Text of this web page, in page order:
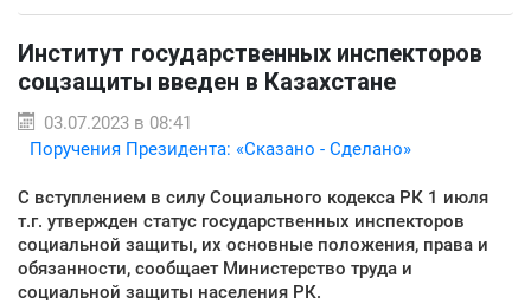
Институт государственных инспекторов
соцзащиты введен в Казахстане
03.07.2023 в 08:41
Поручения Президента: «Сказано - Сделано»
С вступлением в силу Социального кодекса РК 1 июля
т.г. утвержден статус государственных инспекторов
социальной защиты, их основные положения, права и
обязанности, сообщает Министерство труда и
социальной защиты населения РК.